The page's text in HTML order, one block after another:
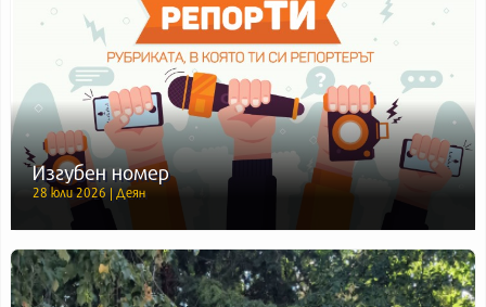
Изгубен номер
28 юли 2026 | Деян